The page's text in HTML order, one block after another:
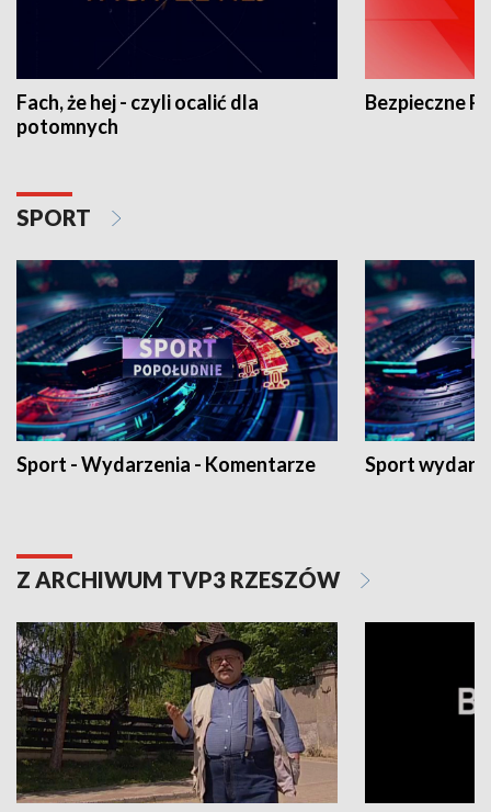
Fach, że hej - czyli ocalić dla
potomnych
Bezpieczne
SPORT
Sport - Wydarzenia - Komentarze Sport
Z ARCHIWUM TVP3 RZESZÓW